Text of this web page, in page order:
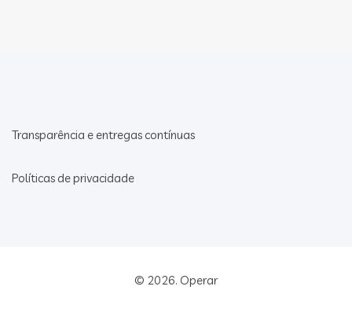
Transparência e entregas contínuas
Políticas de privacidade
© 2026. Operar